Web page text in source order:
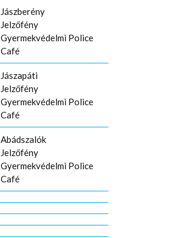
Jászberény
Jelzőfény
Gyermekvédelmi Police
Café
Jászapáti
Jelzőfény
Gyermekvédelmi Police
Café
Abádszalók
Jelzőfény
Gyermekvédelmi Police
Café